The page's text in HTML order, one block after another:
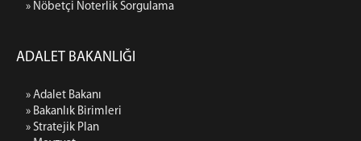
» Nöbetçi Noterlik Sorgulama
ADALET BAKANLIĞI
» Adalet Bakanı
» Bakanlık Birimleri
» Stratejik Plan